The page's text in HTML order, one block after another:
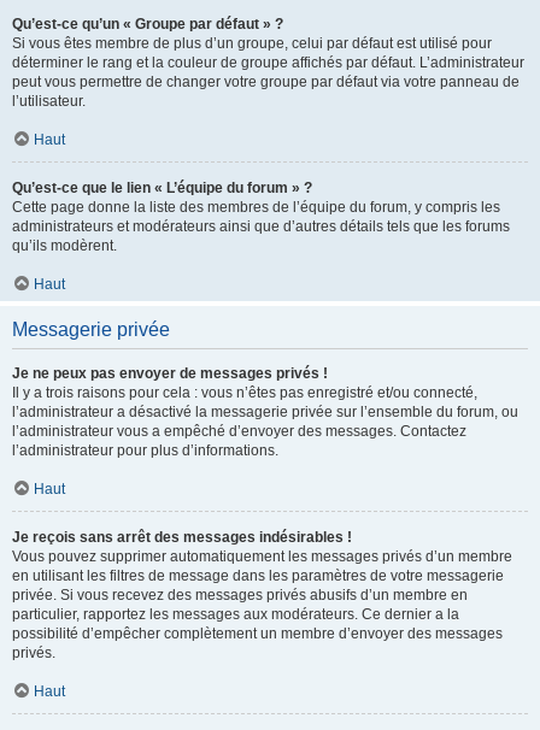
Qu’est-ce qu’un « Groupe par défaut » ?
Si vous êtes membre de plus d’un groupe, celui par défaut est utilisé pour
déterminer le rang et la couleur de groupe affichés par défaut. L’administrateur
peut vous permettre de changer votre groupe par défaut via votre panneau de
l’utilisateur.
Haut
Qu’est-ce que le lien « L’équipe du forum » ?
Cette page donne la liste des membres de l’équipe du forum, y compris les
administrateurs et modérateurs ainsi que d’autres détails tels que les forums
qu’ils modèrent.
Haut
Messagerie privée
Je ne peux pas envoyer de messages privés !
Il y a trois raisons pour cela : vous n’êtes pas enregistré et/ou connecté,
l’administrateur a désactivé la messagerie privée sur l’ensemble du forum, ou
l’administrateur vous a empêché d’envoyer des messages. Contactez
l’administrateur pour plus d’informations.
Haut
Je reçois sans arrêt des messages indésirables !
Vous pouvez supprimer automatiquement les messages privés d’un membre
en utilisant les filtres de message dans les paramètres de votre messagerie
privée. Si vous recevez des messages privés abusifs d’un membre en
particulier, rapportez les messages aux modérateurs. Ce dernier a la
possibilité d’empêcher complètement un membre d’envoyer des messages
privés.
Haut